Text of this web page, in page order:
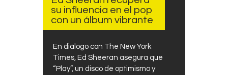
su influencia en el pop
con un álbum vibrante
En diálogo con The New York
Times, Ed Sheeran asegura que
“Play”, un disco de optimismo y